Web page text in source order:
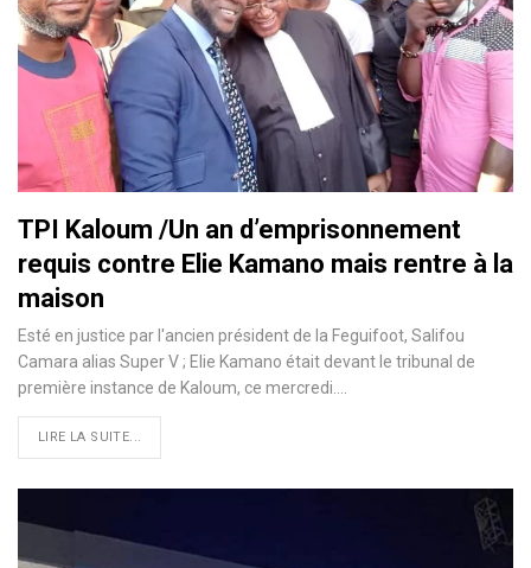
TPI Kaloum /Un an d’emprisonnement
requis contre Elie Kamano mais rentre à la
maison
Esté en justice par l'ancien président de la Feguifoot, Salifou
Camara alias Super V ; Elie Kamano était devant le tribunal de
première instance de Kaloum, ce mercredi.…
LIRE LA SUITE...